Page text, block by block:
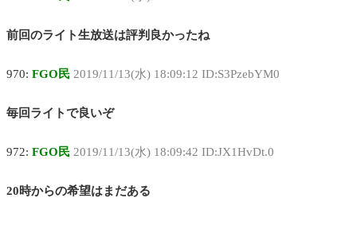
前回のライト生放送は評判良かったね
970: FGO民 2019/11/13(水) 18:09:12 ID:S3PzebYM0
毎回ライトで良いぞ
972: FGO民 2019/11/13(水) 18:09:42 ID:JX1HvDt.0
20時からの希望はまだある